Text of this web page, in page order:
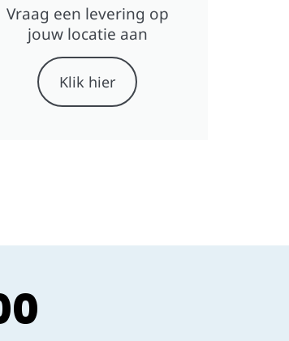
Vraag een levering op
jouw locatie aan
Klik hier